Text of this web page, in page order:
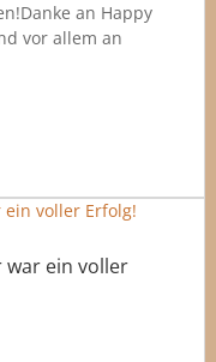
an Happy
vor allem an
war ein voller